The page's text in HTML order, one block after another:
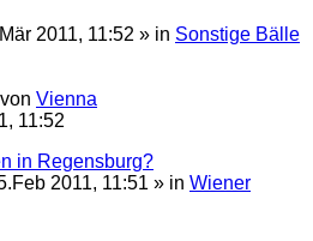
2011, 11:52 » in Sonstige Bälle
von Vienna
11:52
in Regensburg?
2011, 11:51 » in Wiener